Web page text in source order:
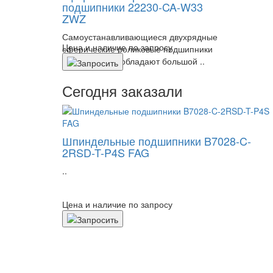
подшипники 22230-CA-W33
ZWZ
Самоустанавливающиеся двухрядные
сферические роликовые подшипники
22230CA/W33 обладают большой ..
Цена и наличие по запросу
Сегодня заказали
Шпиндельные подшипники B7028-C-
2RSD-T-P4S FAG
..
Цена и наличие по запросу